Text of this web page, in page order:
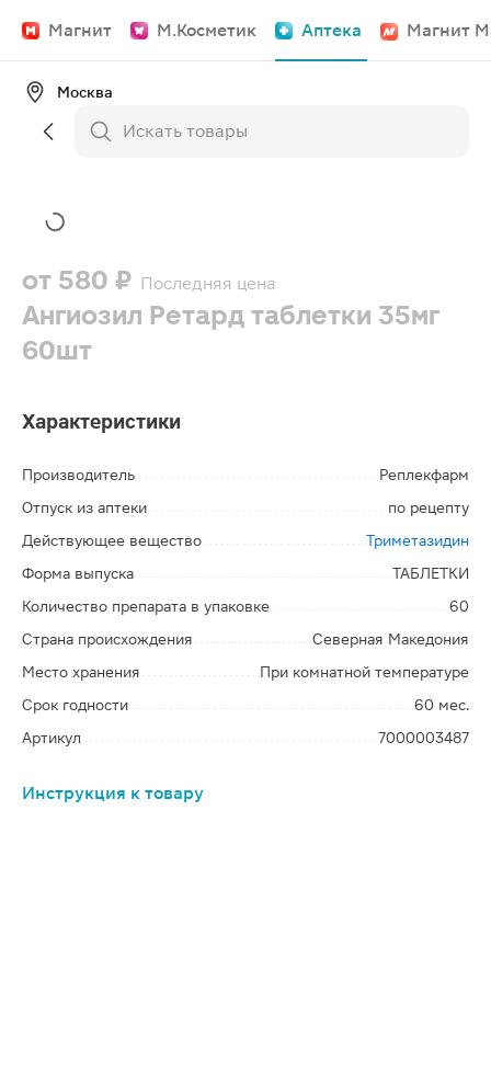
Магнит М.Косметик Аптека Магнит
Москва
от 580 ₽ Последняя цена
Ангиозил Ретард таблетки 35мг
60шт
Характеристики
Производитель
Реплекфарм
Отпуск из аптеки
по рецепту
Действующее вещество
Триметазидин
Форма выпуска
ТАБЛЕТКИ
Количество препарата в упаковке
60
Страна происхождения
Северная Македония
Место хранения
При комнатной температуре
Срок годности
60 мес.
Артикул
7000003487
Инструкция к товару